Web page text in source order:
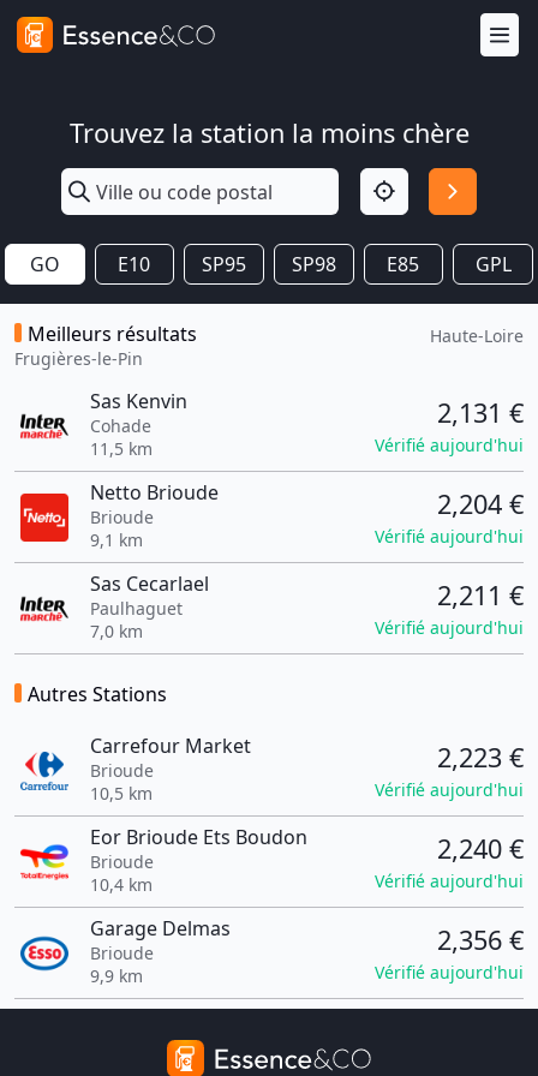
Trouvez la station la moins chère
GO E10 SP95 SP98 E85 GPL
Meilleurs résultats
Frugières-le-Pin
Haute-Loire
Sas Kenvin
Cohade
11,5 km
2,131 €
Vérifié aujourd'hui
Netto Brioude
Brioude
9,1 km
2,204 €
Vérifié aujourd'hui
Sas Cecarlael
Paulhaguet
7,0 km
2,211 €
Vérifié aujourd'hui
Autres Stations
Carrefour Market
Brioude
10,5 km
2,223 €
Vérifié aujourd'hui
Eor Brioude Ets Boudon
Brioude
10,4 km
2,240 €
Vérifié aujourd'hui
Garage Delmas
Brioude
9,9 km
2,356 €
Vérifié aujourd'hui